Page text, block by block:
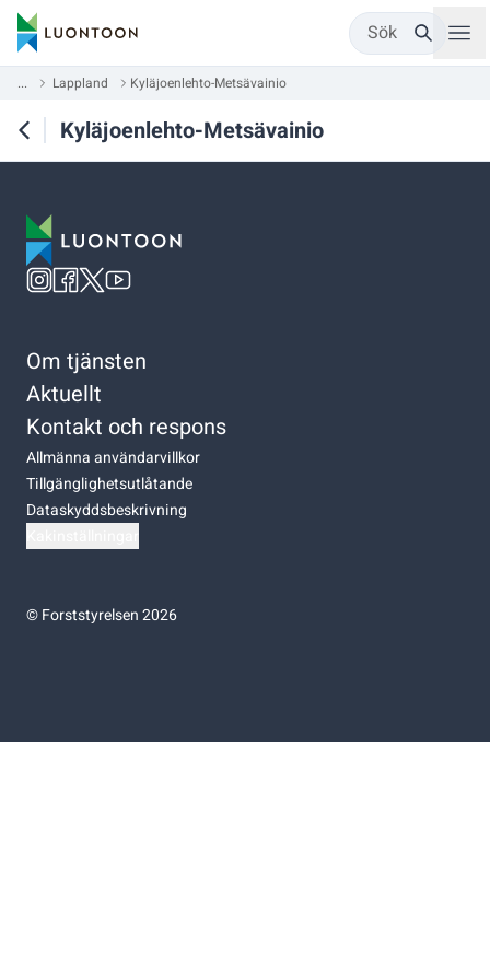
Sök
... Lappland Kyläjoenlehto-Metsävainio
Kyläjoenlehto-Metsävainio
Om tjänsten
Aktuellt
Kontakt och respons
Allmänna användarvillkor
Tillgänglighetsutlåtande
Dataskyddsbeskrivning
©Forststyrelsen 2026